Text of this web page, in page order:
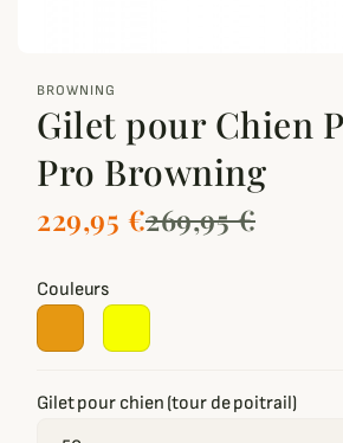
BROWNING
Gilet pour Chien
Pro Browning
229,95 €269,95 €
Couleurs
Gilet pour chien (tour de poitrail)